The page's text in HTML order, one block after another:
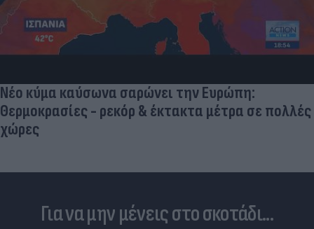
Νέο κύμα καύσωνα σαρώνει την Ευρώπη:
Θερμοκρασίες - ρεκόρ & έκτακτα μέτρα σε πολλές
χώρες
Για να μην μένεις στο σκοτάδι...